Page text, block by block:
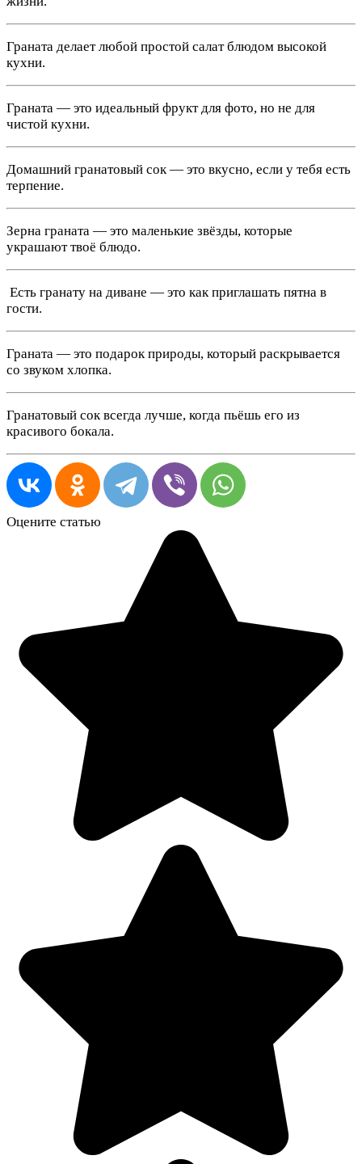
Граната делает любой простой салат блюдом высокой
кухни.
Граната — это идеальный фрукт для фото, но не для
чистой кухни.
Домашний гранатовый сок — это вкусно, если у тебя есть
терпение.
Зерна граната — это маленькие звёзды, которые
украшают твоё блюдо.
️ Есть гранату на диване — это как приглашать пятна в
гости.
Граната — это подарок природы, который раскрывается
со звуком хлопка.
Гранатовый сок всегда лучше, когда пьёшь его из
красивого бокала.
Оцените статью